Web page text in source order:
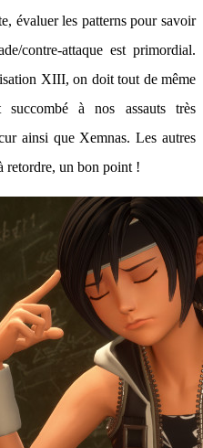
évaluer les patterns pour savoir
contre-attaque est primordial.
XIII, on doit tout de même
à nos assauts très
ainsi que Xemnas. Les autres
retordre, un bon point !